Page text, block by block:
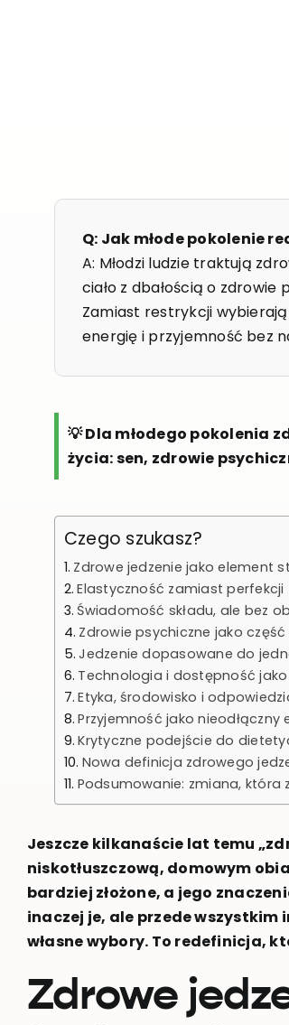
Q: Jak młode pokolenie
A: Młodzi ludzie traktują
ciało z dbałością o
Zamiast restrykcji
energię i przyjemność bez
💡 Dla młodego pokolenia
życia: sen, zdrowie
Czego szukasz?
Zdrowe jedzenie jako element
Elastyczność zamiast perfekcji
Świadomość składu, ale bez
Zdrowie psychiczne jako
Jedzenie dopasowane do
Technologia i dostępność
Etyka, środowisko i
Przyjemność jako nieodłączny
Krytyczne podejście do
Nowa definicja zdrowego
Podsumowanie: zmiana, która
Jeszcze kilkanaście lat temu
niskotłuszczową, domowym
bardziej złożone, a jego
inaczej je, ale przede
własne wybory. To redefinicja,
Zdrowe